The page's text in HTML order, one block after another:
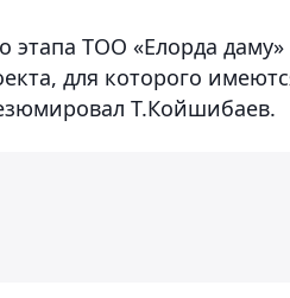
этапа ТОО «Елорда
для которого
Т.Койшибаев.